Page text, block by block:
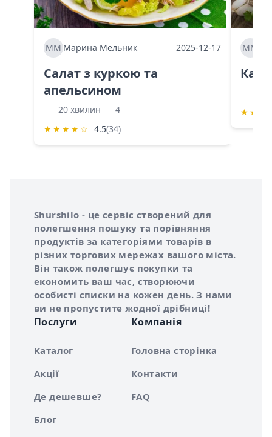
ММ Марина Мельник 2025-12-17
Салат з куркою та
апельсином
20 хвилин
4
★ ★ ★ ★ ☆ 4.5(34)
ММ
★ ★
Про сервіс Shurshilo
Shurshilo - це сервіс створений для
полегшення пошуку та порівняння
продуктів за категоріями товарів в
різних торгових мережах вашого міста.
Він також полегшує покупки та
економить ваш час, створюючи
особисті списки на кожен день. З нами
ви не пропустите жодної дрібниці!
Послуги
Каталог
Акції
Де дешевше?
Блог
Компанія
Головна сторінка
Контакти
FAQ